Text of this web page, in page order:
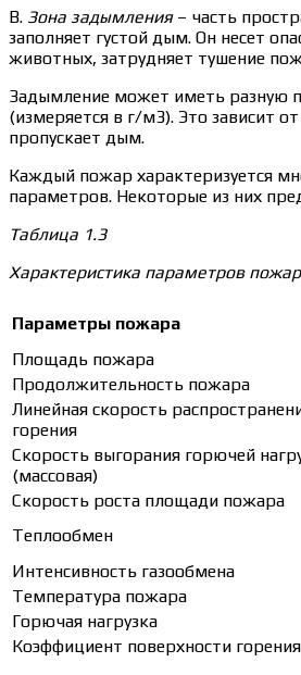
В. Зона задымления– часть
заполняет густой дым. Он несет
животных, затрудняет тушение
Задымление может иметь разную
(измеряется в г/м3). Это зависит
пропускает дым.
Каждый пожар характеризуется
параметров. Некоторые из них
Таблица 1.3
Характеристика параметров
Параметры пожара
Площадь пожара
Продолжительность пожара
Линейная скорость
горения
Скорость выгорания горючей
(массовая)
Скорость роста площади пожара
Теплообмен
Интенсивность газообмена
Температура пожара
Горючая нагрузка
Коэффициент поверхности горения